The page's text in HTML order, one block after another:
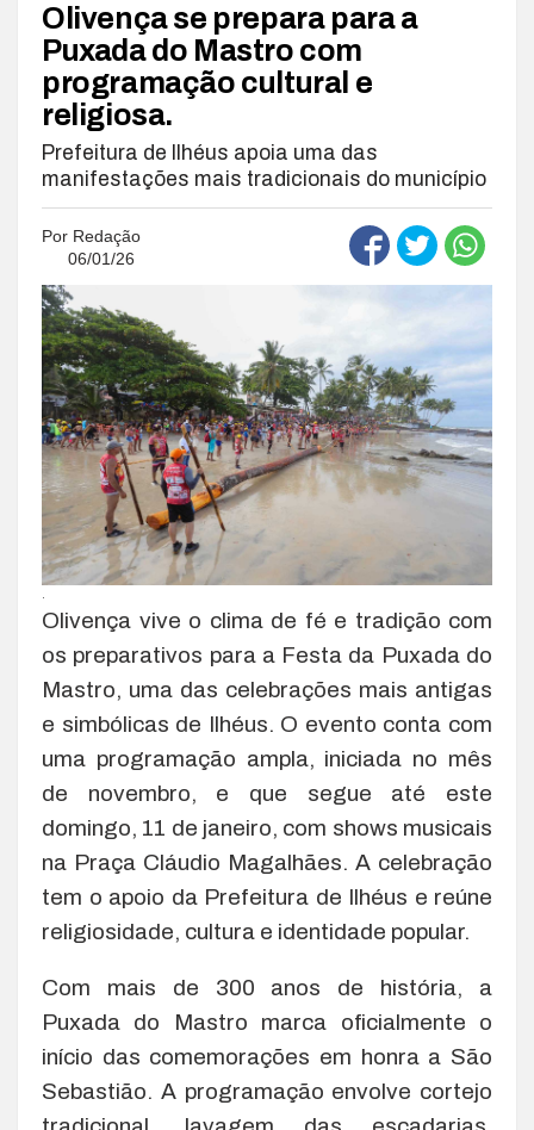
Olivença se prepara para a
Puxada do Mastro com
programação cultural e
religiosa.
Prefeitura de Ilhéus apoia uma das
manifestações mais tradicionais do município
Por Redação
06/01/26
Olivença vive o clima de fé e tradição com
os preparativos para a Festa da Puxada do
Mastro, uma das celebrações mais antigas
e simbólicas de Ilhéus. O evento conta com
uma programação ampla, iniciada no mês
de novembro, e que segue até este
domingo, 11 de janeiro, com shows musicais
na Praça Cláudio Magalhães. A celebração
tem o apoio da Prefeitura de Ilhéus e reúne
religiosidade, cultura e identidade popular.
Com mais de 300 anos de história, a
Puxada do Mastro marca oficialmente o
início das comemorações em honra a São
Sebastião. A programação envolve cortejo